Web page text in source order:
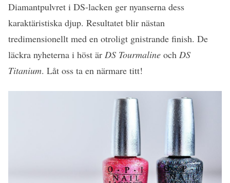
Diamantpulvret i DS-lacken ger nyanserna dess
karaktäristiska djup. Resultatet blir nästan
tredimensionellt med en otroligt gnistrande finish. De
läckra nyheterna i höst är DS Tourmaline och DS
Titanium. Låt oss ta en närmare titt!